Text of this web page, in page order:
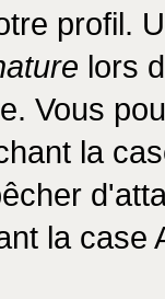
profil.
lors
Vous
la
la